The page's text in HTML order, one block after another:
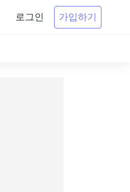
로그인 가입하기